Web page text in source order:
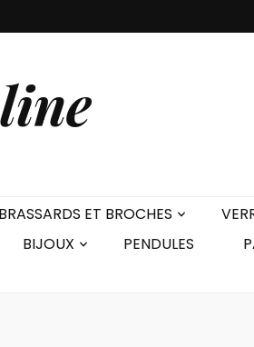
BRASSARDS ET BROCHES
BIJOUX PENDULES